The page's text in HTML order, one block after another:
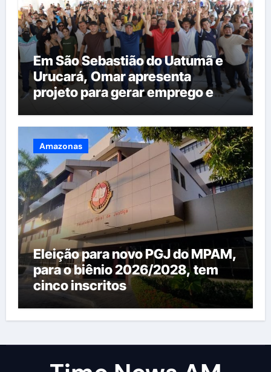
Em São Sebastião do Uatumã e
Urucará, Omar apresenta
projeto para gerar emprego e
Amazonas
Eleição para novo PGJ do MPAM,
para o biênio 2026/2028, tem
cinco inscritos